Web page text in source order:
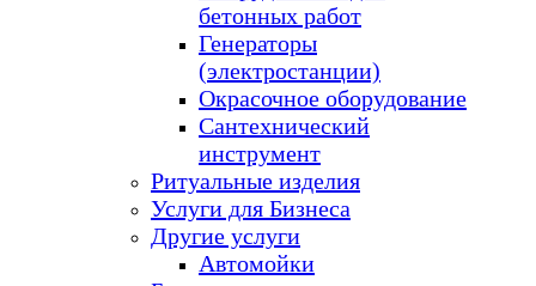
бетонных работ
Генераторы
(электростанции)
Окрасочное оборудование
Сантехнический
инструмент
Ритуальные изделия
Услуги для Бизнеса
Другие услуги
Автомойки